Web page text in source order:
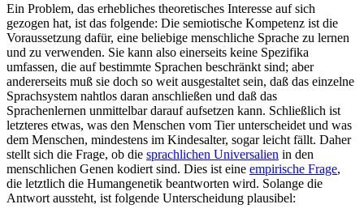
Ein Problem, das erhebliches theoretisches Interesse auf sich
gezogen hat, ist das folgende: Die semiotische Kompetenz ist die
Voraussetzung dafür, eine beliebige menschliche Sprache zu lernen
und zu verwenden. Sie kann also einerseits keine Spezifika
umfassen, die auf bestimmte Sprachen beschränkt sind; aber
andererseits muß sie doch so weit ausgestaltet sein, daß das einzelne
Sprachsystem nahtlos daran anschließen und daß das
Sprachenlernen unmittelbar darauf aufsetzen kann. Schließlich ist
letzteres etwas, was den Menschen vom Tier unterscheidet und was
dem Menschen, mindestens im Kindesalter, sogar leicht fällt. Daher
stellt sich die Frage, ob die sprachlichen Universalien in den
menschlichen Genen kodiert sind. Dies ist eine empirische Frage,
die letztlich die Humangenetik beantworten wird. Solange die
Antwort aussteht, ist folgende Unterscheidung plausibel: